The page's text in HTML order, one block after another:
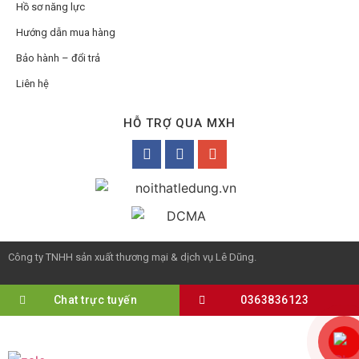
Hồ sơ năng lực
Hướng dẫn mua hàng
Bảo hành – đổi trả
Liên hệ
HỖ TRỢ QUA MXH
Công ty TNHH sản xuất thương mại & dịch vụ Lê Dũng.
Chat trực tuyến 0363836123